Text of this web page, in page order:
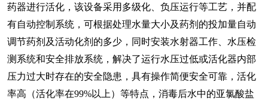
药器进行活化，该设备采用多级化、负压运行等工艺，并配
有自动控制系统，可根据处理水量大小及药剂的投加量自动
调节药剂及活动化剂的多少，同时安装水射器工作、水压检
测系统和安全排放系统，解决了运行水压过低或活化器内部
压力过大时存在的安全隐患，具有操作简便安全可靠，活化
率高（活化率在99%以上）等特点，消毒后水中的亚氯酸盐